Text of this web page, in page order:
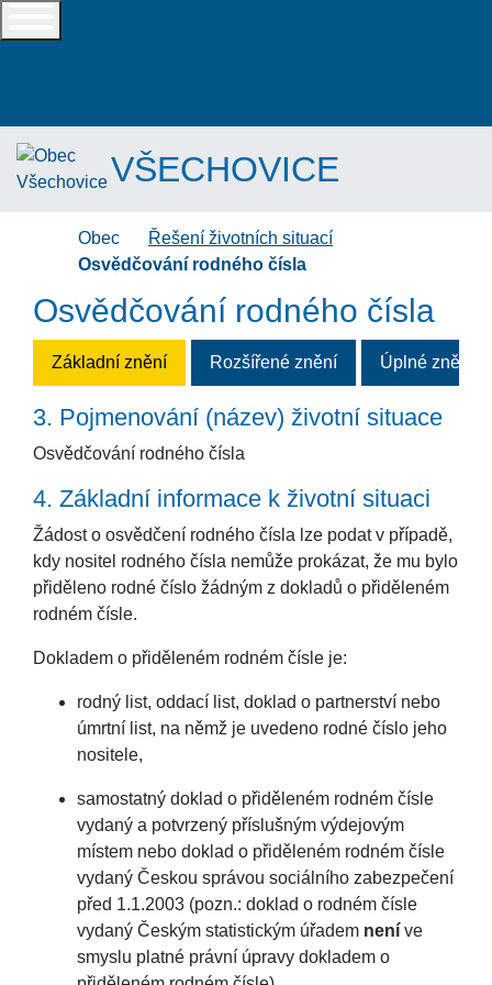
VŠECHOVICE
Úvodní stránka
Obec Řešení životních situací
Osvědčování rodného čísla
Osvědčování rodného čísla
Základní znění Rozšířené znění Úplné znění
3. Pojmenování (název) životní
situace
4. Základní informace k životní
situaci
Žádost o osvědčení rodného čísla lze podat v
případě, kdy nositel rodného čísla nemůže
prokázat, že mu bylo přiděleno rodné číslo žádným
z dokladů o přiděleném rodném čísle.
Dokladem o přiděleném rodném čísle je:
rodný list, oddací list, doklad o partnerství
nebo úmrtní list, na němž je uvedeno rodné
číslo jeho nositele,
samostatný doklad o přiděleném rodném čísle
vydaný a potvrzený příslušným výdejovým
místem nebo doklad o přiděleném rodném
čísle vydaný Českou správou sociálního
zabezpečení před 1.1.2003 (pozn.: doklad o